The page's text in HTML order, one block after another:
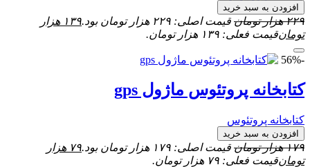
افزودن به سبد خرید
۲۲۹ هزار تومان قیمت اصلی: ۲۲۹ هزار تومان بود. ۱۳۹ هزار
تومانقیمت فعلی: ۱۳۹ هزار تومان.
-56%
کتابخانه پروتئوس ماژول gps
کتابخانه پروتئوس
افزودن به سبد خرید
۱۷۹ هزار تومان قیمت اصلی: ۱۷۹ هزار تومان بود. ۷۹ هزار
تومانقیمت فعلی: ۷۹ هزار تومان.